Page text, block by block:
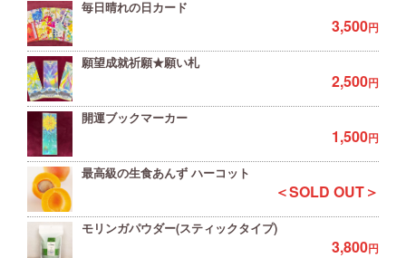
毎日晴れの日カード
3,500円
願望成就祈願★願い札
2,500円
開運ブックマーカー
1,500円
最高級の生食あんず ハーコット
＜SOLD OUT＞
モリンガパウダー(スティックタイプ)
3,800円